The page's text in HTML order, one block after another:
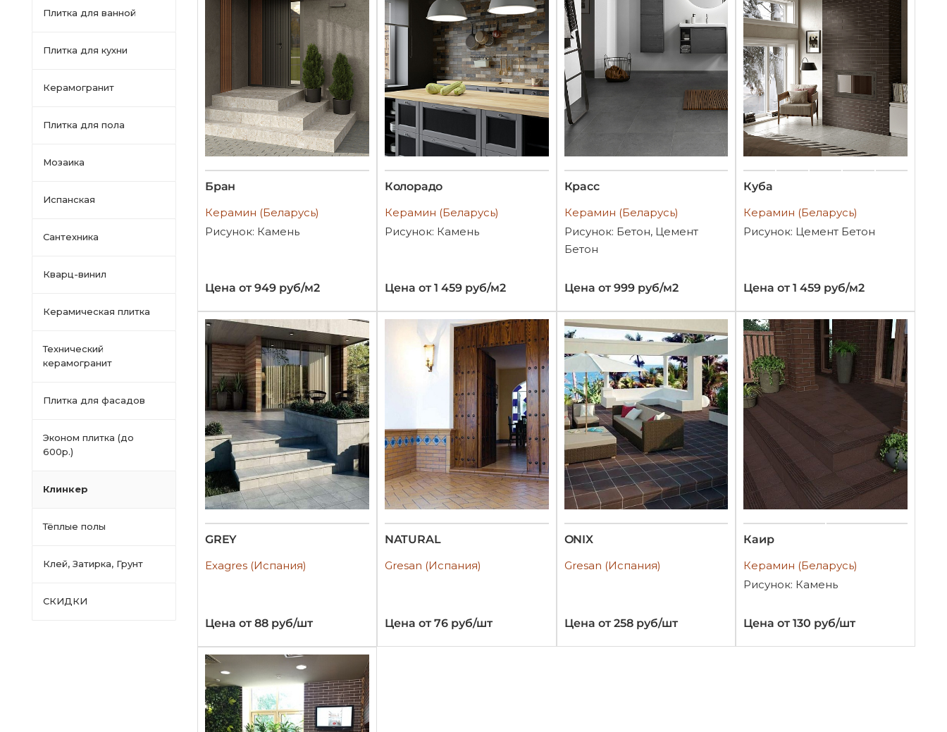
Плитка для ванной
Плитка для кухни
Керамогранит
Плитка для пола
Мозаика
Испанская
Сантехника
Кварц-винил
Керамическая плитка
Технический
керамогранит
Плитка для фасадов
Эконом плитка (до
600р.)
Клинкер
Тёплые полы
Клей, Затирка, Грунт
СКИДКИ
Бран
Керамин (Беларусь)
Рисунок: Камень
Цена от 949 руб/м2
Колорадо
Керамин (Беларусь)
Рисунок: Камень
Цена от 1 459 руб/м2
Красс
Керамин (Беларусь)
Рисунок: Бетон, Цемент
Бетон
Цена от 999 руб/м2
Куба
Керамин (Беларусь)
Рисунок: Цемент Бетон
Цена от 1 459 руб/м2
GREY
Exagres (Испания)
Цена от 88 руб/шт
NATURAL
Gresan (Испания)
Цена от 76 руб/шт
ONIX
Gresan (Испания)
Цена от 258 руб/шт
Каир
Керамин (Беларусь)
Рисунок: Камень
Цена от 130 руб/шт